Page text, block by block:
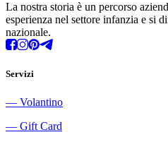
La nostra storia è un percorso
esperienza nel settore infanzia e si
nazionale.
Servizi
― Volantino
― Gift Card